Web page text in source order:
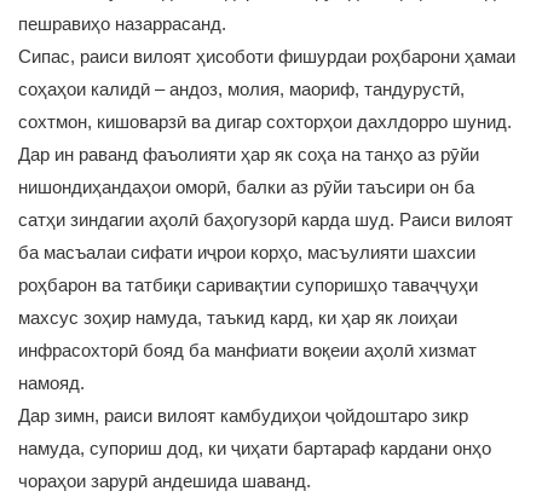
пешравиҳо назаррасанд.
Сипас, раиси вилоят ҳисоботи фишурдаи роҳбарони ҳамаи
соҳаҳои калидӣ – андоз, молия, маориф, тандурустӣ,
сохтмон, кишоварзӣ ва дигар сохторҳои дахлдорро шунид.
Дар ин раванд фаъолияти ҳар як соҳа на танҳо аз рӯйи
нишондиҳандаҳои оморӣ, балки аз рӯйи таъсири он ба
сатҳи зиндагии аҳолӣ баҳогузорӣ карда шуд. Раиси вилоят
ба масъалаи сифати иҷрои корҳо, масъулияти шахсии
роҳбарон ва татбиқи саривақтии супоришҳо таваҷҷуҳи
махсус зоҳир намуда, таъкид кард, ки ҳар як лоиҳаи
инфрасохторӣ бояд ба манфиати воқеии аҳолӣ хизмат
намояд.
Дар зимн, раиси вилоят камбудиҳои ҷойдоштаро зикр
намуда, супориш дод, ки ҷиҳати бартараф кардани онҳо
чораҳои зарурӣ андешида шаванд.